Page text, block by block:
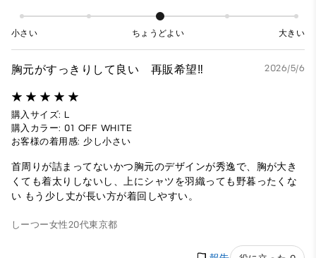
小さい ちょうどよい 大きい
胸元がすっきりして良い 再販希望‼︎ 2026/5/6
購入サイズ: L
購入カラー: 01 OFF WHITE
お客様の着用感: 少し小さい
首周りが詰まってないかつ胸元のデザインが秀逸で、胸が大き
くても着太りしないし、上にシャツを羽織っても野暮ったくな
い もう少し丈が長い方が着回しやすい。
しーつー女性20代東京都